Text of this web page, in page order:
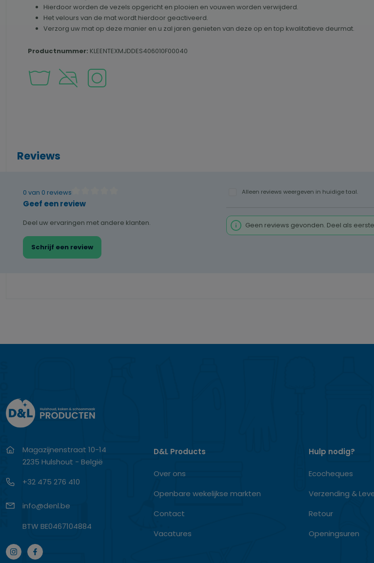
Hierdoor worden de vezels opgericht en plooien en vouwen worden verwijderd.
Het velours van de mat wordt hierdoor geactiveerd.
Verzorg uw mat op deze manier en u zal jaren genieten van deze op en top kwalitatieve deurmat.
Productnummer: KLEENTEXMJDDES406010F00040
Reviews
0 van 0 reviews
Gemiddelde waardering van 0 van 5 sterren
Geef een review
Deel uw ervaringen met andere klanten.
Schrijf een review
Alleen reviews weergeven in huidige taal.
Geen reviews gevonden. Deel als
Magazijnenstraat 10-14
2235 Hulshout - België
+32 475 276 410
info@denl.be
BTW BE0467104884
D&L Products
Over ons
Openbare wekelijkse markten
Contact
Vacatures
Hulp nodig?
Ecocheques
Verzending &
Retour
Openingsuren